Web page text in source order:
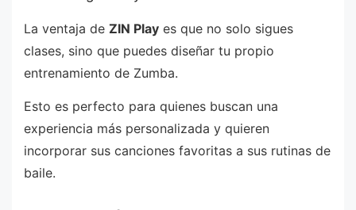
La ventaja de ZIN Play es que no solo sigues
clases, sino que puedes diseñar tu propio
entrenamiento de Zumba.
Esto es perfecto para quienes buscan una
experiencia más personalizada y quieren
incorporar sus canciones favoritas a sus rutinas de
baile.